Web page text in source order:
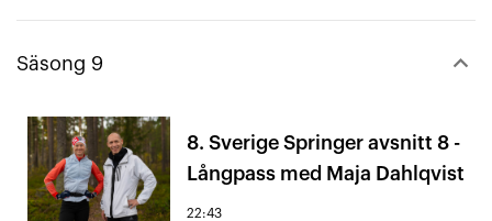
Säsong 9 keyboard_arrow_down
8. Sverige Springer avsnitt 8 -
Långpass med Maja Dahlqvist
22:43